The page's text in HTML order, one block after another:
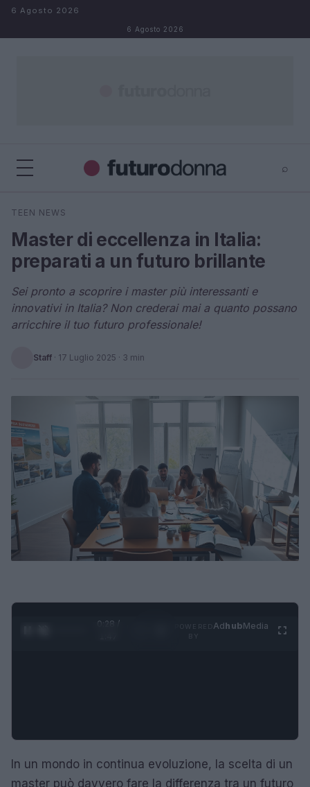
Salta al contenuto
6 Agosto 2026
6 Agosto 2026
⌕
Cerca
TEEN NEWS
Master di eccellenza in Italia:
preparati a un futuro brillante
Sei pronto a scoprire i master più interessanti e
innovativi in Italia? Non crederai mai a quanto possano
arricchire il tuo futuro professionale!
Staff · 17 Luglio 2025 · 3 min
0:29 /
AdhubMedia
In un mondo in continua evoluzione, la scelta di un
master può davvero fare la differenza tra un futuro